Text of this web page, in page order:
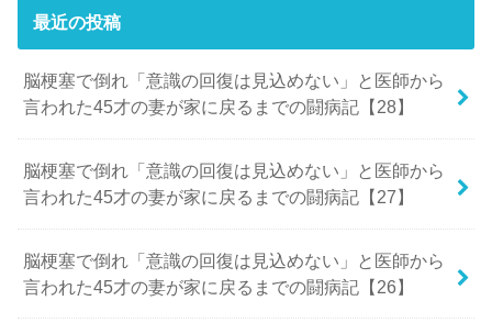
最近の投稿
脳梗塞で倒れ「意識の回復は見込めない」と医師から
言われた45才の妻が家に戻るまでの闘病記【28】
脳梗塞で倒れ「意識の回復は見込めない」と医師から
言われた45才の妻が家に戻るまでの闘病記【27】
脳梗塞で倒れ「意識の回復は見込めない」と医師から
言われた45才の妻が家に戻るまでの闘病記【26】